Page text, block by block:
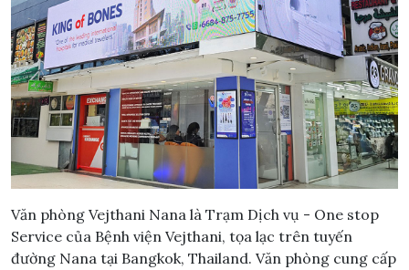
Văn phòng Vejthani Nana là Trạm Dịch vụ - One stop
Service của Bệnh viện Vejthani, tọa lạc trên tuyến
đường Nana tại Bangkok, Thailand. Văn phòng cung cấp